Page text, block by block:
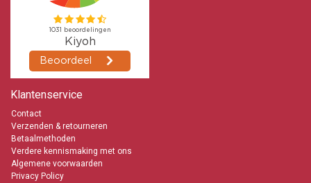
Klantenservice
Contact
Verzenden & retourneren
Betaalmethoden
Verdere kennismaking met ons
Algemene voorwaarden
Privacy Policy